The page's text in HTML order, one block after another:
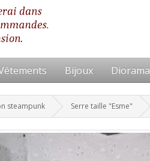
Bijoux Diorama
steampunk Serre taille "Esme"